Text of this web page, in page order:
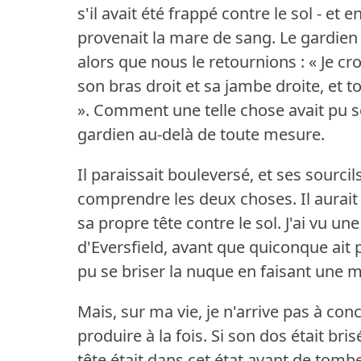
s'il avait été frappé contre le sol - et
provenait la mare de sang. Le
alors que nous le retournions : « Je
son bras droit et sa jambe droite, et
». Comment une telle chose avait pu
gardien au-delà de toute mesure.
Il paraissait bouleversé, et ses
comprendre les deux choses. Il aurait
sa propre tête contre le sol. J'ai vu
d'Eversfield, avant que quiconque ait
pu se briser la nuque en faisant une
Mais, sur ma vie, je n'arrive pas à
produire à la fois. Si son dos était